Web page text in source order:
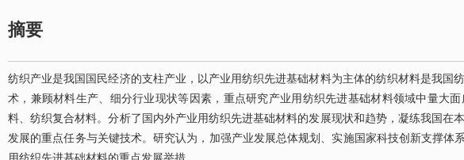
摘要
纺织产业是我国国民经济的支柱产业，以产业用纺织先进基础材料为主体的纺织材料是我国
术，兼顾材料生产、细分行业现状等因素，重点研究产业用纺织先进基础材料领域中量大
料、纺织复合材料。分析了国内外产业用纺织先进基础材料的发展现状和趋势，凝练我国在
发展的重点任务与关键技术。研究认为，加强产业发展总体规划、实施国家科技创新支撑体